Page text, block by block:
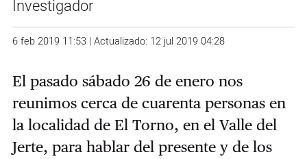
Investigador
6 feb 2019 11:53 | Actualizado: 12 jul 2019 04:28
El pasado sábado 26 de enero nos
reunimos cerca de cuarenta personas en
la localidad de El Torno, en el Valle del
Jerte, para hablar del presente y de los